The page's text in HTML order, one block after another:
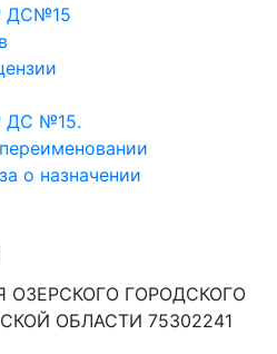
ДС№15
ДС №15.
о назначении
ГОРОДСКОГО
ОБЛАСТИ 75302241